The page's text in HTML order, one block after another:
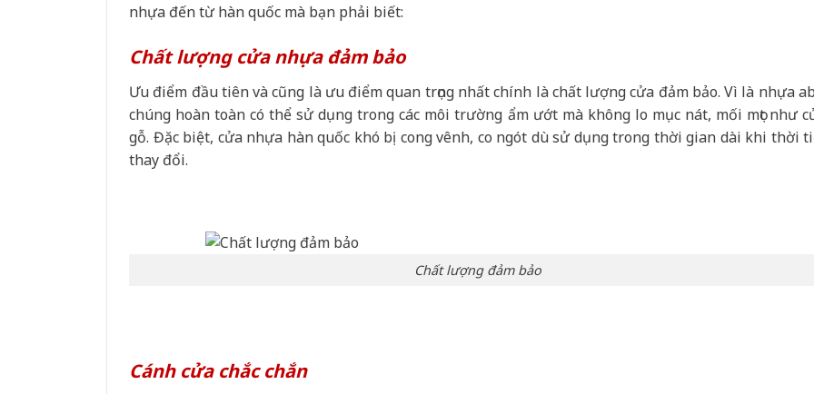
nhựa đến từ hàn quốc mà bạn phải biết:
Chất lượng cửa nhựa đảm bảo
Ưu điểm đầu tiên và cũng là ưu điểm quan trọng nhất chính là chất lượng cửa đảm bảo. Vì là nhựa
chúng hoàn toàn có thể sử dụng trong các môi trường ẩm ướt mà không lo mục nát, mối mọt như
gỗ. Đặc biệt, cửa nhựa hàn quốc khó bị cong vênh, co ngót dù sử dụng trong thời gian dài khi thời
thay đổi.
Chất lượng đảm bảo
Cánh cửa chắc chắn